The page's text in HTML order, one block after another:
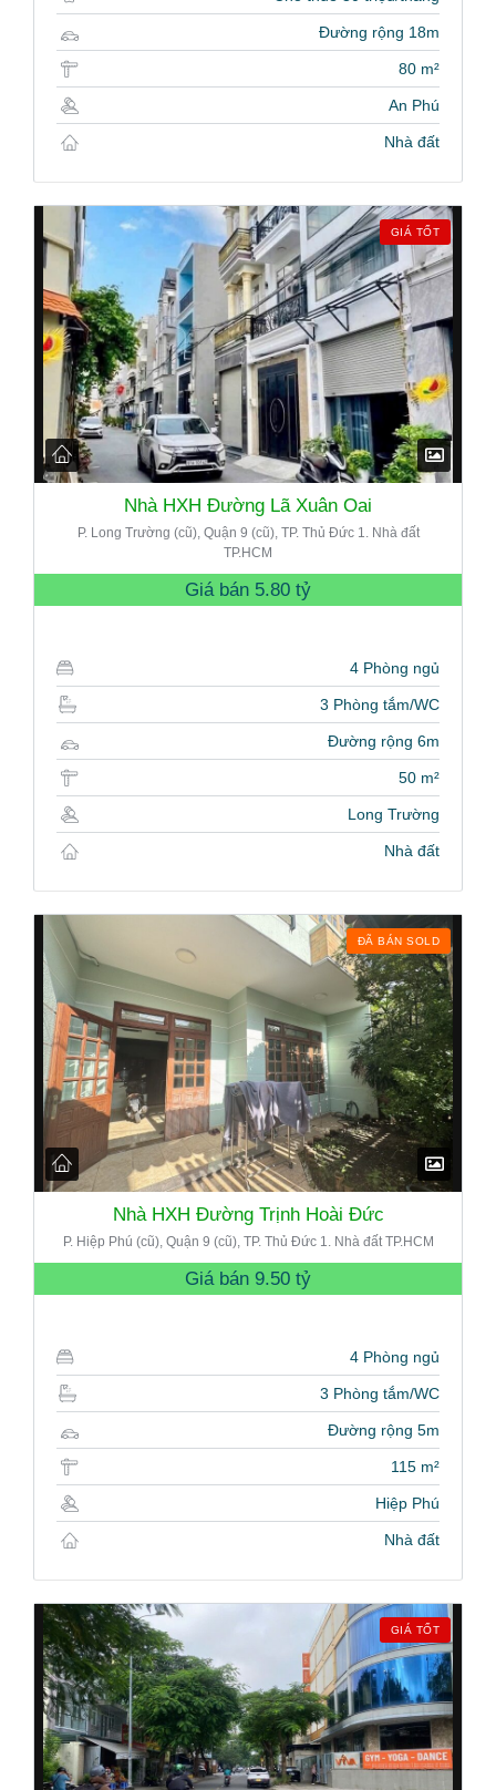
Đường rộng 18m
80 m²
An Phú
Nhà đất
GIÁ TỐT
Nhà HXH Đường Lã Xuân Oai
P. Long Trường (cũ), Quận 9 (cũ), TP. Thủ Đức 1. Nhà đất
TP.HCM
Giá bán 5.80 tỷ
4 Phòng ngủ
3 Phòng tắm/WC
Đường rộng 6m
50 m²
Long Trường
Nhà đất
ĐÃ BÁN SOLD
Nhà HXH Đường Trịnh Hoài Đức
P. Hiệp Phú (cũ), Quận 9 (cũ), TP. Thủ Đức 1. Nhà đất TP.HCM
Giá bán 9.50 tỷ
4 Phòng ngủ
3 Phòng tắm/WC
Đường rộng 5m
115 m²
Hiệp Phú
Nhà đất
GIÁ TỐT